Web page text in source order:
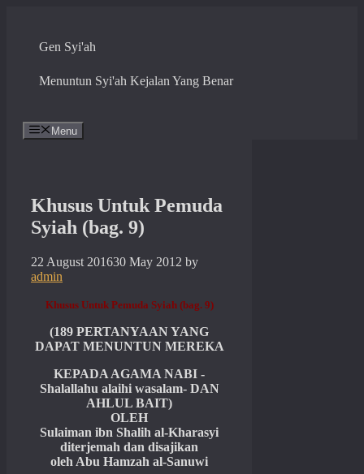
contentGen Syi'ah
Menuntun Syi'ah Kejalan Yang Benar
Menu
Khusus Untuk Pemuda
Syiah (bag. 9)
22 August 201630 May 2012 by
admin
Khusus Untuk Pemuda Syiah (bag. 9)
(189 PERTANYAAN YANG
DAPAT MENUNTUN MEREKA
KEPADA AGAMA NABI -
Shalallahu alaihi wasalam- DAN
AHLUL BAIT)
OLEH
Sulaiman ibn Shalih al-Kharasyi
diterjemah dan disajikan
oleh Abu Hamzah al-Sanuwi